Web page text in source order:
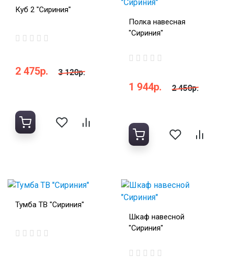
Куб 2 "Сириния"
2 475р. 3 120р.
Полка навесная
"Сириния"
1 944р. 2 450р.
Тумба ТВ "Сириния"
Шкаф навесной
"Сириния"